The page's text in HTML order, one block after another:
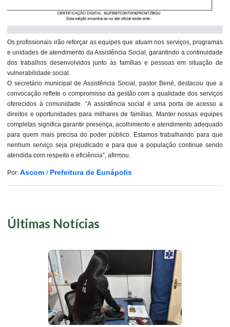
Os profissionais irão reforçar as equipes que atuam nos serviços, programas
e unidades de atendimento da Assistência Social, garantindo a continuidade
dos trabalhos desenvolvidos junto às famílias e pessoas em situação de
vulnerabilidade social.
O secretário municipal de Assistência Social, pastor Bené, destacou que a
convocação reflete o compromisso da gestão com a qualidade dos serviços
oferecidos à comunidade. “A assistência social é uma porta de acesso a
direitos e oportunidades para milhares de famílias. Manter nossas equipes
completas significa garantir presença, acolhimento e atendimento adequado
para quem mais precisa do poder público. Estamos trabalhando para que
nenhum serviço seja prejudicado e para que a população continue sendo
atendida com respeito e eficiência”, afirmou.
Por: Ascom / Prefeitura de Eunápolis
Últimas Notícias